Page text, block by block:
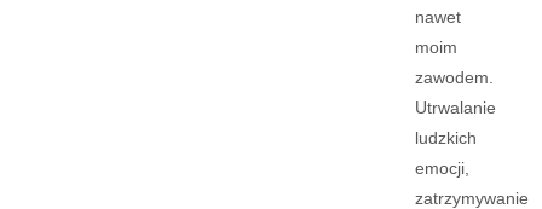
nawet
moim
zawodem.
Utrwalanie
ludzkich
emocji,
zatrzymywanie